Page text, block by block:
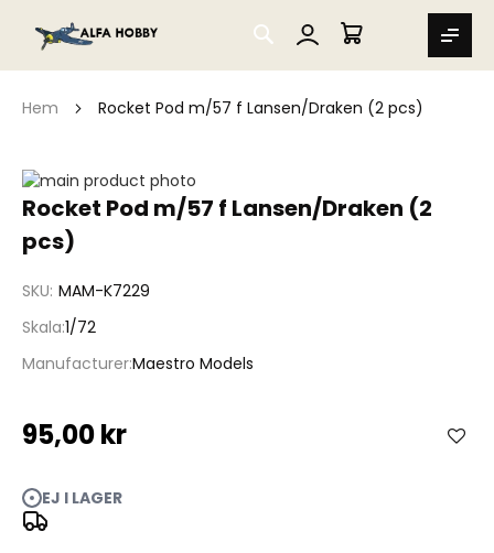
SEARCH
MIN VARUKORG
Hem Rocket Pod m/57 f Lansen/Draken (2 pcs)
Rocket Pod m/57 f Lansen/Draken (2
pcs)
SKU MAM-K7229
Skala 1/72
ManufacturerMaestro Models
95,00 kr
EJ I LAGER
Hoppa
till
av
Hoppa
början
bildgalleriet